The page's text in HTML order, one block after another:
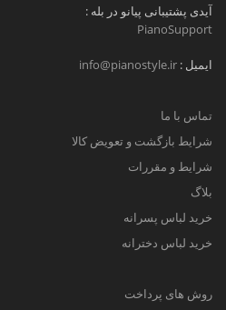
آیدی پشتیبانی پیانو در بله :
PianoSupport
ایمیل : info@pianostyle.ir
تماس با ما
شرایط بازگشت و تعویض کالا
شرایط و مقررات
بلاگ
خرید لباس پسرانه
خرید لباس دخترانه
روش های پرداخت